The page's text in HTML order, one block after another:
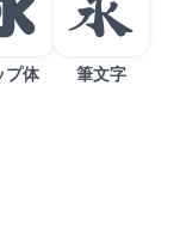
プ体 筆文字